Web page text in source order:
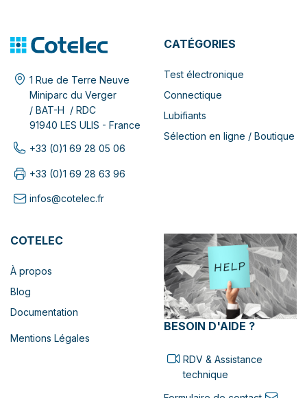
1 Rue de Terre Neuve
Miniparc du Verger
/ BAT-H / RDC
91940 LES ULIS - France
+33 (0)1 69 28 05 06
+33 (0)1 69 28 63 96
infos@cotelec.fr
CATÉGORIES
Test électronique
Connectique
Lubifiants
Sélection en ligne / Boutique
COTELEC
À propos
Blog
Documentation
Mentions Légales
BESOIN D'AIDE ?
RDV & Assistance
technique